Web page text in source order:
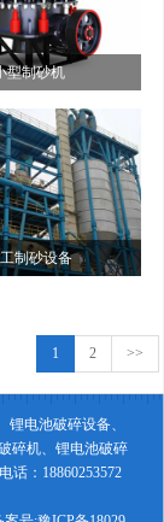
型制砂机
制砂设备
1 2 >>
电池破碎设备、
碎机、锂电池破碎
话：18860253572